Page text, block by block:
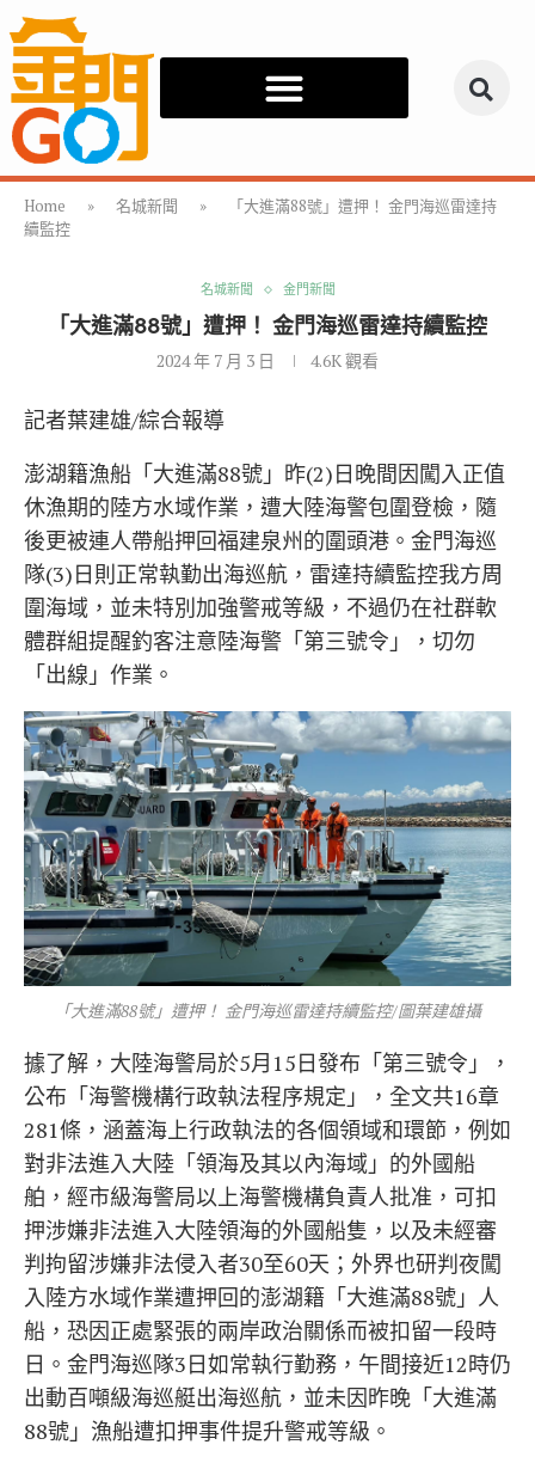
Home » 名城新聞 »
「大進滿88號」遭押！ 金門海巡雷達持
續監控
名城新聞 金門新聞
「大進滿88號」遭押！ 金門海巡雷達持續監控
2024 年 7 月 3 日 4.6K觀看
記者葉建雄/綜合報導
澎湖籍漁船「大進滿88號」昨(2)日晚間因闖入正值
休漁期的陸方水域作業，遭大陸海警包圍登檢，隨
後更被連人帶船押回福建泉州的圍頭港。金門海巡
隊(3)日則正常執勤出海巡航，雷達持續監控我方周
圍海域，並未特別加強警戒等級，不過仍在社群軟
體群組提醒釣客注意陸海警「第三號令」，切勿
「出線」作業。
「大進滿88號」遭押！ 金門海巡雷達持續監控/圖葉建雄攝
據了解，大陸海警局於5月15日發布「第三號令」，
公布「海警機構行政執法程序規定」，全文共16章
281條，涵蓋海上行政執法的各個領域和環節，例如
對非法進入大陸「領海及其以內海域」的外國船
舶，經市級海警局以上海警機構負責人批准，可扣
押涉嫌非法進入大陸領海的外國船隻，以及未經審
判拘留涉嫌非法侵入者30至60天；外界也研判夜闖
入陸方水域作業遭押回的澎湖籍「大進滿88號」人
船，恐因正處緊張的兩岸政治關係而被扣留一段時
日。金門海巡隊3日如常執行勤務，午間接近12時仍
出動百噸級海巡艇出海巡航，並未因昨晚「大進滿
88號」漁船遭扣押事件提升警戒等級。